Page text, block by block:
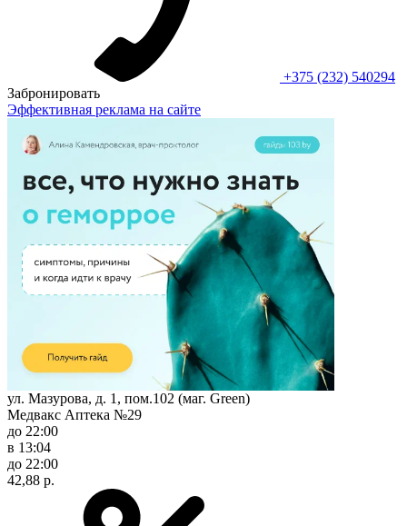
+375 (232) 540294
Забронировать
Эффективная реклама на сайте
ул. Мазурова, д. 1, пом.102 (маг. Green)
Медвакс Аптека №29
до 22:00
в 13:04
до 22:00
42,88 р.